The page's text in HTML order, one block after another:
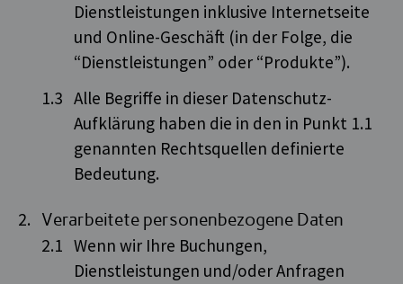
Dienstleistungen inklusive Internetseite
und Online-Geschäft (in der Folge, die
“Dienstleistungen” oder “Produkte”).
Alle Begriffe in dieser Datenschutz-
Aufklärung haben die in den in Punkt 1.1
genannten Rechtsquellen definierte
Bedeutung.
Verarbeitete personenbezogene Daten
Wenn wir Ihre Buchungen,
Dienstleistungen und/oder Anfragen